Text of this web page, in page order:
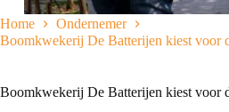
Home
Ondernemer
Boomkwekerij De Batterijen kiest voor
Boomkwekerij De Batterijen kiest voor